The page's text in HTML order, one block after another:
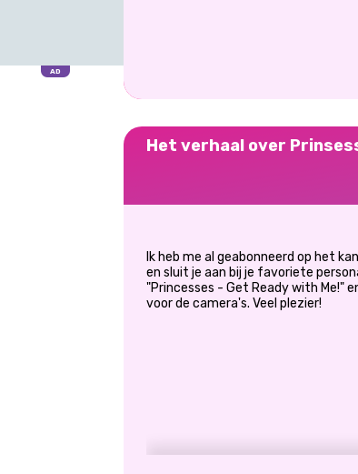
Het verhaal over
Ik heb me al geabonneerd op het
en sluit je aan bij je favoriete
"Princesses - Get Ready with Me!"
voor de camera's. Veel plezier!